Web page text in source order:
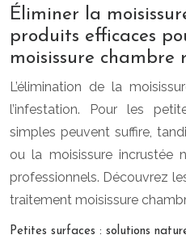
Éliminer la
produits efficaces
moisissure chambre
L’élimination de la
l’infestation. Pour les
simples peuvent suffire,
ou la moisissure incrustée
professionnels. Découvrez
traitement moisissure
Petites surfaces : solutions